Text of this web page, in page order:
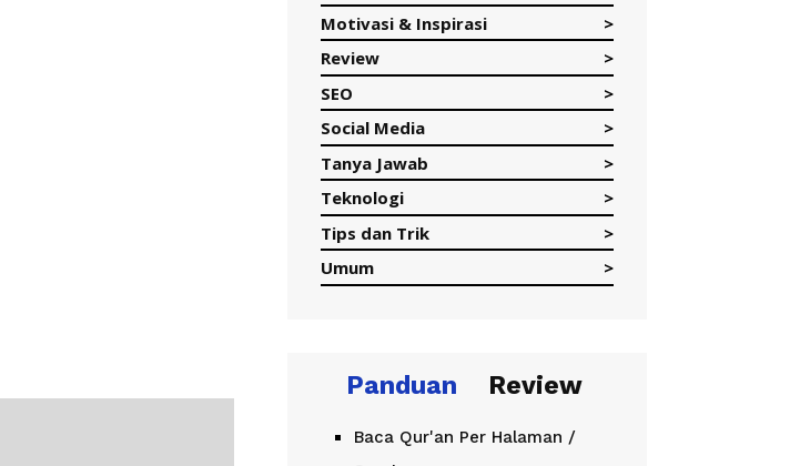
Motivasi & Inspirasi
Review
SEO
Social Media
Tanya Jawab
Teknologi
Tips dan Trik
Umum
Panduan Review
Baca Qur'an Per Halaman /